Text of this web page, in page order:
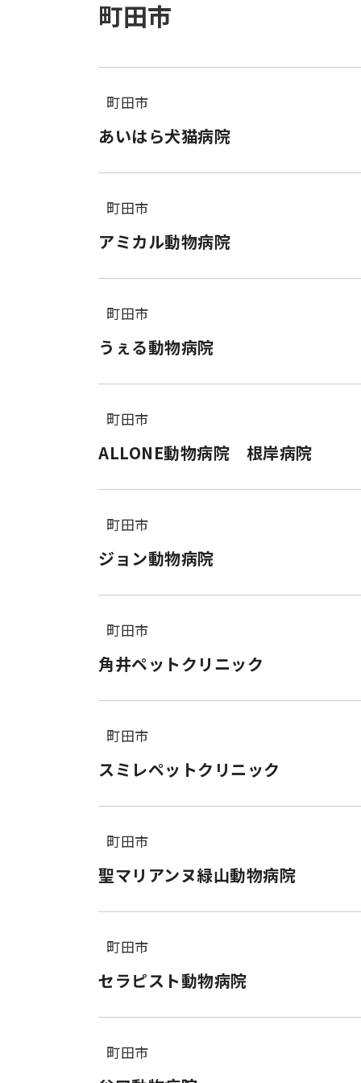
町田市
町田市
あいはら犬猫病院
町田市
アミカル動物病院
町田市
うぇる動物病院
町田市
ALLONE動物病院 根岸病院
町田市
ジョン動物病院
町田市
角井ペットクリニック
町田市
スミレペットクリニック
町田市
聖マリアンヌ緑山動物病院
町田市
セラピスト動物病院
町田市